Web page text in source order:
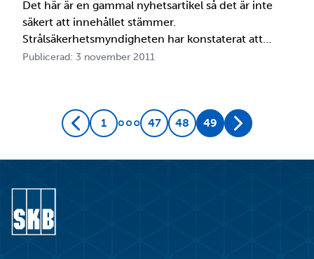
Det här är en gammal nyhetsartikel så det är inte
säkert att innehållet stämmer.
Strålsäkerhetsmyndigheten har konstaterat att
SKB:s ansökan om tillstånd för att få bygga en
Nu skickas ansökan ut på …
Publicerad: 3 november 2011
Föregående
1 47 48 49
Nästa